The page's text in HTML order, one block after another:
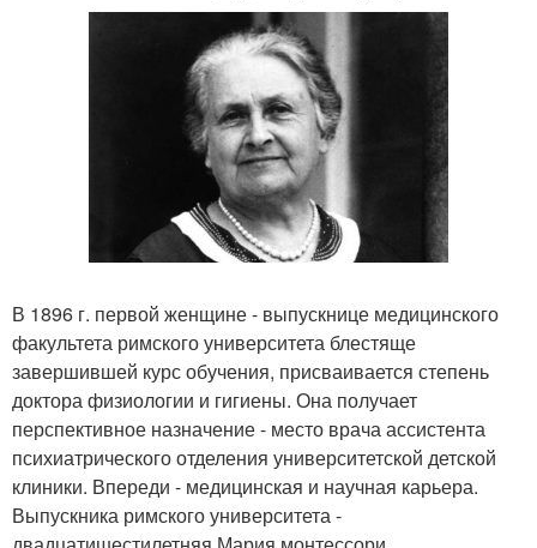
В 1896 г. первой женщине - выпускнице медицинского
факультета римского университета блестяще
завершившей курс обучения, присваивается степень
доктора физиологии и гигиены. Она получает
перспективное назначение - место врача ассистента
психиатрического отделения университетской детской
клиники. Впереди - медицинская и научная карьера.
Выпускника римского университета -